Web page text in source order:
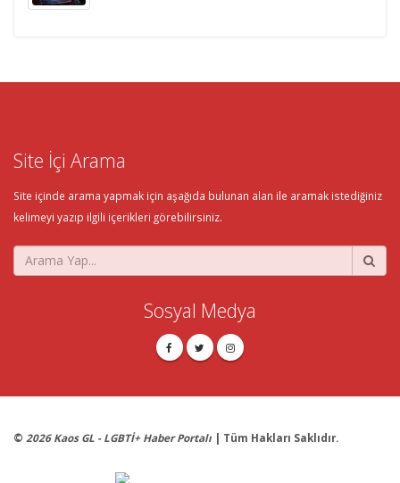
Site İçi Arama
Site içinde arama yapmak için aşağıda bulunan alan ile aramak istediğiniz
kelimeyi yazıp ilgili içerikleri görebilirsiniz.
Sosyal Medya
© 2026 Kaos GL - LGBTİ+ Haber Portalı | Tüm Hakları Saklıdır.